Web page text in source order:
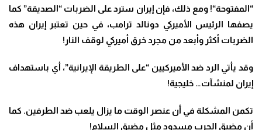
“المفتوحة“!ومع ذلك، فإن إيران سترد على الضربات “الصديقة” كما
يصفها الرئيس الأميركي دونالد ترامب، في حين تعتبر إيران هذه
الضربات أكثر وأبعد من مجرد خرق أميركي لوقف النار !
وقد يأتي الرد ضد الأميركيين “على الطريقة الإيرانية”، أي باستهداف
إيران لمنشآت… خليجية!
تكمن المشكلة في أن عنصر الوقت ما يزال يلعب ضد الطرفين. كما
أن مضيق الحرب مسدود مثل مضيق السلام!